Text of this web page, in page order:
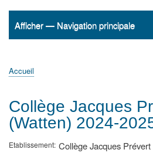
Navigation
Afficher — Navigation principale
Accueil
ActualitésMATh.en.JEANS ?
Régions et Ateliers
Créer, gérer un atelier
Sujets/Publications
Congrès
d'Ariane
Accueil
Collège Jacques
(Watten) 2024-
Etablissement Collège Jacques Prévert